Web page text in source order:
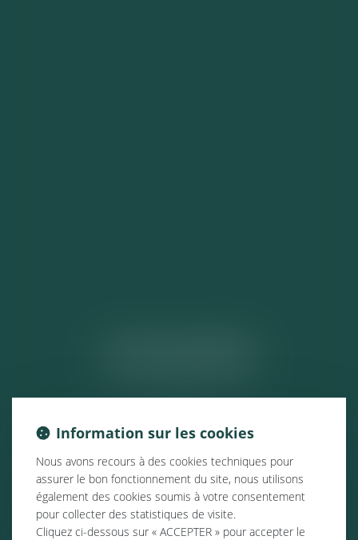
Information sur les cookies
Nous avons recours à des cookies techniques pour
assurer le bon fonctionnement du site, nous utilisons
également des cookies soumis à votre consentement
pour collecter des statistiques de visite.
Cliquez ci-dessous sur « ACCEPTER » pour accepter le